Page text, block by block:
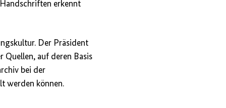
Handschriften erkennt
Der Präsident
Quellen, auf deren Basis
bei der
werden können.